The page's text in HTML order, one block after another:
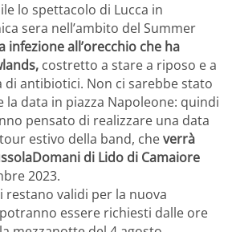
lo spettacolo di Lucca in
sera nell’ambito del Summer
infezione all’orecchio che ha
costretto a stare a riposo e a
antibiotici. Non ci sarebbe stato
data in piazza Napoleone: quindi
pensato di realizzare una data
estivo della band, cheverrà
di Lido di Camaiore
2023.
restano validi per la nuova
essere richiesti dalle ore